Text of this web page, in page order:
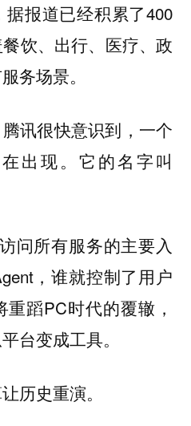
报道已经积累了400
饮、出行、医疗、政
务场景。
讯很快意识到，一个
出现。它的名字叫
问所有服务的主要入
，谁就控制了用户
蹈PC时代的覆辙，
台变成工具。
历史重演。